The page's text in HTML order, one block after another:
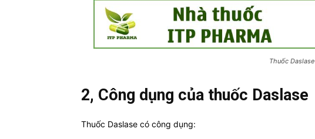
Thuốc Daslase
2, Công dụng của thuốc Daslase
Thuốc Daslase có công dụng: